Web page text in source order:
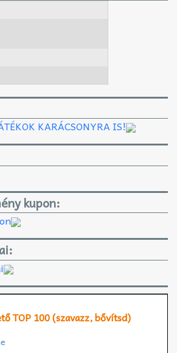
KARÁCSONYRA IS!
kupon:
TOP 100 (szavazz, bővítsd)